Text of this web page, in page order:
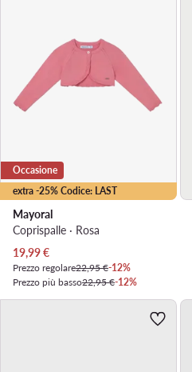
extra -25% Codice: LAST
Occasione
Mayoral
Coprispalle · Rosa
Prezzo attuale
19,99€
Prezzo regolare22,95 €-12%
Prezzo più basso22,95 €-12%